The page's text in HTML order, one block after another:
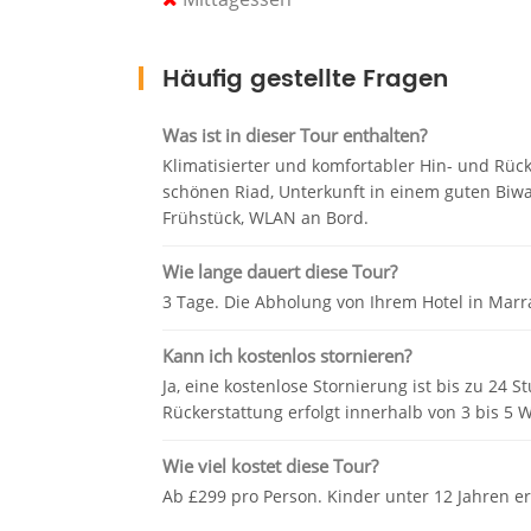
einem Nomadenzelt zu verbringen.
Tag 3: Merzouga - Midelt - ifran - Fez
Unsere Kamele bringen uns zurück
und faszinierendsten Städte der Welt
Es ist möglich, dass Sie in Ifrane einen
oder es ist einfacher (je nach Zeitplan),
Fotografieren und eine atemberaubende
Unser modernes, klimatisiertes
erstaunlicher Oasen im Tafilalt. Hier
Palmen, die an den Seiten und am
Häufig gestellte Fragen
Was ist in dieser Tour enthalten?
Klimatisierter und komfortabler Hin- und
schönen Riad, Unterkunft in einem guten
Frühstück, WLAN an Bord.
Wie lange dauert diese Tour?
3 Tage. Die Abholung von Ihrem Hotel in
Kann ich kostenlos stornieren?
Ja, eine kostenlose Stornierung ist bis zu 24
Rückerstattung erfolgt innerhalb von 3 bis 5
Wie viel kostet diese Tour?
Ab £299 pro Person. Kinder unter 12 Jahren